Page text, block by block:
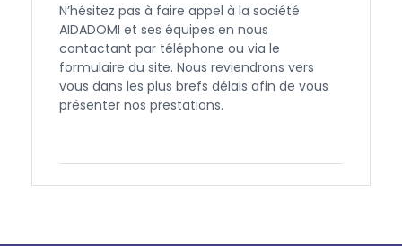
N’hésitez pas à faire appel à la société
AIDADOMI et ses équipes en nous
contactant par téléphone ou via le
formulaire du site. Nous reviendrons vers
vous dans les plus brefs délais afin de vous
présenter nos prestations.